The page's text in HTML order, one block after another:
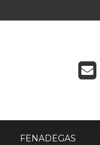
FENADEGAS